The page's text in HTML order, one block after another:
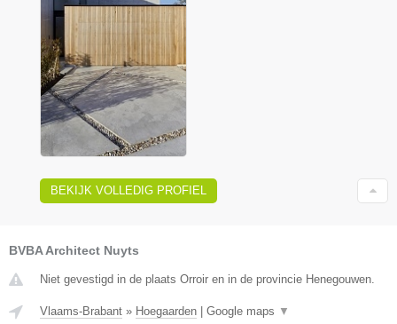
BEKIJK VOLLEDIG PROFIEL
BVBA Architect Nuyts
Niet gevestigd in de plaats Orroir en in de provincie Henegouwen.
Vlaams-Brabant » Hoegaarden Google maps ▼